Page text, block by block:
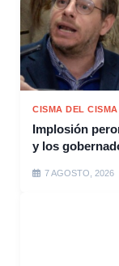
CISMA DEL CISMA
Implosión
y los
7 AGOSTO, 2026